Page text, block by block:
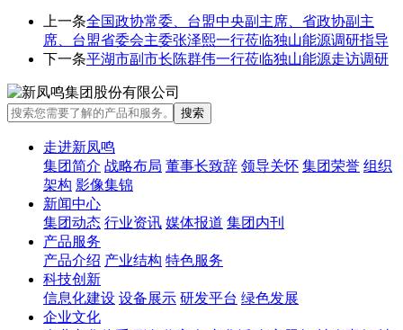
上一条全国政协常委、台盟中央副主席、省政协副主
席、台盟省委会主委张泽熙一行莅临独山能源调研指导
下一条平湖市副市长陈群伟一行莅临独山能源走访调研
走进新凤鸣
集团简介 战略布局 董事长致辞 领导关怀 集团荣誉 组织
架构 影像集锦
新闻中心
集团动态 行业资讯 媒体报道 集团内刊
产品服务
产品介绍 产业结构 特色服务
科技创新
信息化建设 设备展示 研发平台 绿色发展
企业文化